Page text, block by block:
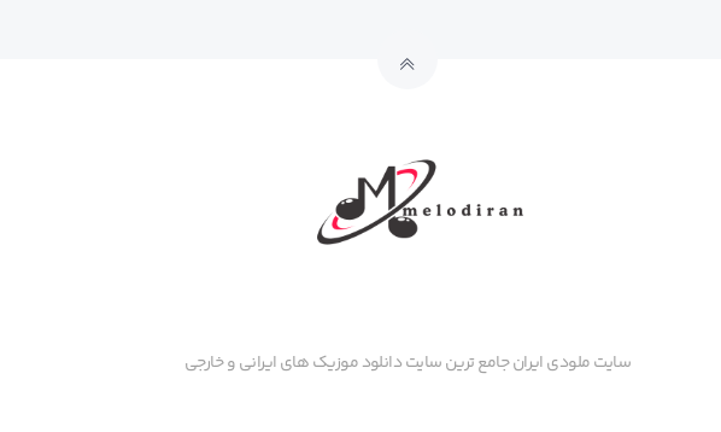
سایت ملودی ایران جامع ترین سایت دانلود موزیک های ایرانی و خارجی